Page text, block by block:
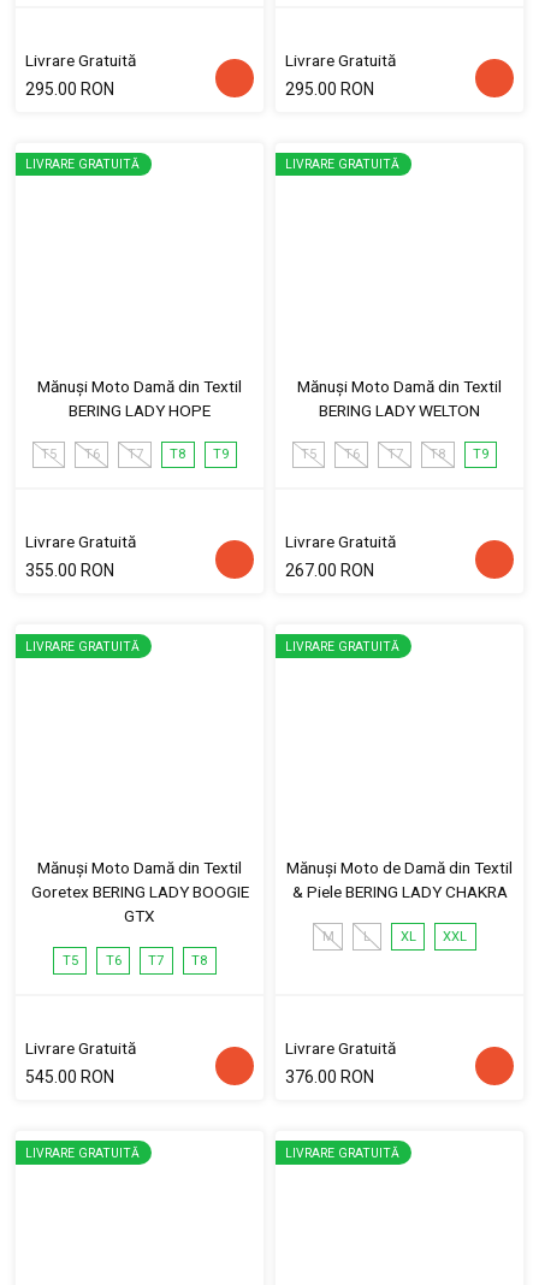
Livrare Gratuită
295.00 RON
Livrare Gratuită
295.00 RON
LIVRARE GRATUITĂ
Mănuși Moto Damă din Textil
BERING LADY HOPE
T5 T6 T7 T8 T9
Livrare Gratuită
355.00 RON
LIVRARE GRATUITĂ
Mănuși Moto Damă din Textil
BERING LADY WELTON
T5 T6 T7 T8 T9
Livrare Gratuită
267.00 RON
LIVRARE GRATUITĂ
Mănuși Moto Damă din Textil
Goretex BERING LADY BOOGIE
GTX
T5 T6 T7 T8
Livrare Gratuită
545.00 RON
LIVRARE GRATUITĂ
Mănuși Moto de Damă din Textil
& Piele BERING LADY CHAKRA
M L XL XXL
Livrare Gratuită
376.00 RON
LIVRARE GRATUITĂ LIVRARE GRATUITĂ